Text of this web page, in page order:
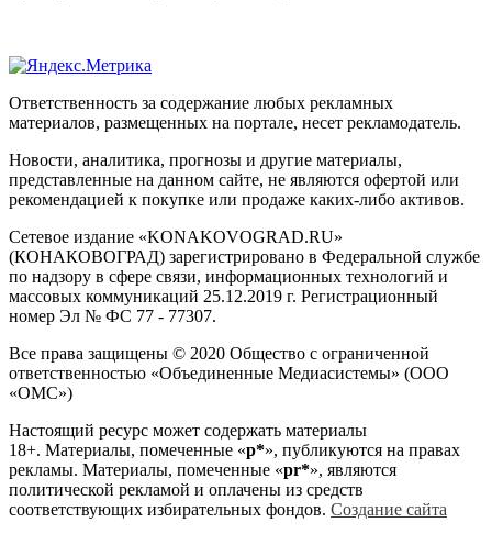
Ответственность за содержание любых рекламных
материалов, размещенных на портале, несет рекламодатель.
Новости, аналитика, прогнозы и другие материалы,
представленные на данном сайте, не являются офертой или
рекомендацией к покупке или продаже каких-либо активов.
Сетевое издание «KONAKOVOGRAD.RU»
(КОНАКОВОГРАД) зарегистрировано в Федеральной службе
по надзору в сфере связи, информационных технологий и
массовых коммуникаций 25.12.2019 г. Регистрационный
номер Эл № ФС 77 - 77307.
Все права защищены © 2020 Общество с ограниченной
ответственностью «Объединенные Медиасистемы» (ООО
«ОМС»)
Настоящий ресурс может содержать материалы
18+. Материалы, помеченные «р*», публикуются на правах
рекламы. Материалы, помеченные «рr*», являются
политической рекламой и оплачены из средств
соответствующих избирательных фондов. Создание сайта